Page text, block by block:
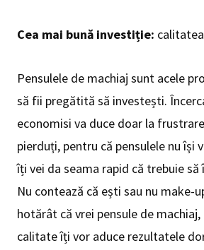
Cea mai bună investiție: calitatea
Pensulele de machiaj sunt acele
să fii pregătită să investești.
economisi va duce doar la
pierduți, pentru că pensulele nu își
îți vei da seama rapid că trebuie
Nu contează că ești sau nu make-
hotărât că vrei pensule de
calitate îți vor aduce rezultatele